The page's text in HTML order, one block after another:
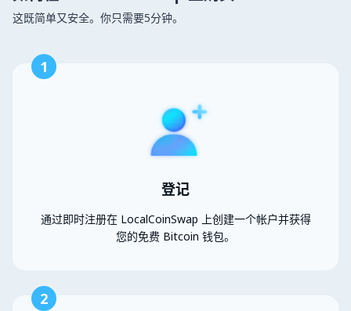
这既简单又安全。你只需要5分钟。
1
登记
通过即时注册在 LocalCoinSwap 上创建一个帐户并获得
您的免费 Bitcoin 钱包。
2